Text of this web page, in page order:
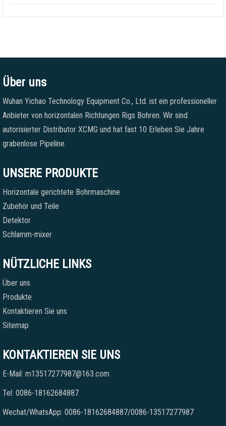
Über uns
Wuhan Yichao Technology Equipment Co., Ltd. ist ein professioneller
Anbieter von horizontalen Richtungen Rigs Bohren. Wir sind
autorisierter Distributor XCMG und hat fast 10 Erleben Sie Jahre
grabenlose Pipeline.
UNSERE PRODUKTE
Horizontale gerichtete Bohrmaschine
Zubehör und Teile
Detektor
Schlamm-mixer
NÜTZLICHE LINKS
Über uns
Produkte
Kontaktieren Sie uns
Sitemap
KONTAKTIEREN SIE UNS
E-Mail: m13517277987@163.com
Tel: 0086-18162684887
Wechat/WhatsApp: 0086-18162684887/0086-13517277987